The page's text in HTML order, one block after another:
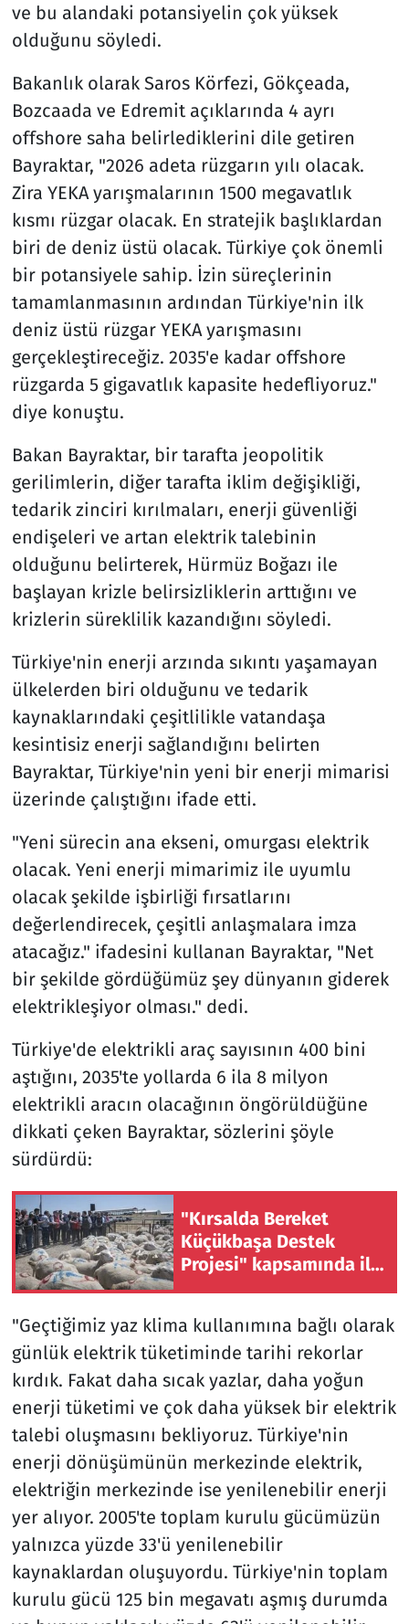
ve bu alandaki potansiyelin çok yüksek
olduğunu söyledi.
Bakanlık olarak Saros Körfezi, Gökçeada,
Bozcaada ve Edremit açıklarında 4 ayrı
offshore saha belirlediklerini dile getiren
Bayraktar, "2026 adeta rüzgarın yılı olacak.
Zira YEKA yarışmalarının 1500 megavatlık
kısmı rüzgar olacak. En stratejik başlıklardan
biri de deniz üstü olacak. Türkiye çok önemli
bir potansiyele sahip. İzin süreçlerinin
tamamlanmasının ardından Türkiye'nin ilk
deniz üstü rüzgar YEKA yarışmasını
gerçekleştireceğiz. 2035'e kadar offshore
rüzgarda 5 gigavatlık kapasite hedefliyoruz."
diye konuştu.
Bakan Bayraktar, bir tarafta jeopolitik
gerilimlerin, diğer tarafta iklim değişikliği,
tedarik zinciri kırılmaları, enerji güvenliği
endişeleri ve artan elektrik talebinin
olduğunu belirterek, Hürmüz Boğazı ile
başlayan krizle belirsizliklerin arttığını ve
krizlerin süreklilik kazandığını söyledi.
Türkiye'nin enerji arzında sıkıntı yaşamayan
ülkelerden biri olduğunu ve tedarik
kaynaklarındaki çeşitlilikle vatandaşa
kesintisiz enerji sağlandığını belirten
Bayraktar, Türkiye'nin yeni bir enerji mimarisi
üzerinde çalıştığını ifade etti.
"Yeni sürecin ana ekseni, omurgası elektrik
olacak. Yeni enerji mimarimiz ile uyumlu
olacak şekilde işbirliği fırsatlarını
değerlendirecek, çeşitli anlaşmalara imza
atacağız." ifadesini kullanan Bayraktar, "Net
bir şekilde gördüğümüz şey dünyanın giderek
elektrikleşiyor olması." dedi.
Türkiye'de elektrikli araç sayısının 400 bini
aştığını, 2035'te yollarda 6 ila 8 milyon
elektrikli aracın olacağının öngörüldüğüne
dikkati çeken Bayraktar, sözlerini şöyle
sürdürdü:
"Kırsalda Bereket
Küçükbaşa Destek
Projesi" kapsamında ilk
"Geçtiğimiz yaz klima kullanımına bağlı olarak
günlük elektrik tüketiminde tarihi rekorlar
kırdık. Fakat daha sıcak yazlar, daha yoğun
enerji tüketimi ve çok daha yüksek bir elektrik
talebi oluşmasını bekliyoruz. Türkiye'nin
enerji dönüşümünün merkezinde elektrik,
elektriğin merkezinde ise yenilenebilir enerji
yer alıyor. 2005'te toplam kurulu gücümüzün
yalnızca yüzde 33'ü yenilenebilir
kaynaklardan oluşuyordu. Türkiye'nin toplam
kurulu gücü 125 bin megavatı aşmış durumda